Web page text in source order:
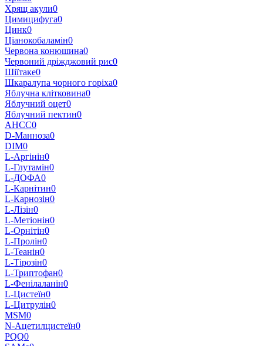
Хрящ акули0
Цимицифуга0
Цинк0
Ціанокобаламін0
Червона конюшина0
Червоний дріжджовий рис0
Шіїтаке0
Шкаралупа чорного горіха0
Яблучна клітковина0
Яблучний оцет0
Яблучний пектин0
AHCC0
D-Манноза0
DIM0
L-Аргінін0
L-Глутамін0
L-ДОФА0
L-Карнітин0
L-Карнозін0
L-Лізін0
L-Метіонін0
L-Орнітін0
L-Пролін0
L-Теанін0
L-Тірозін0
L-Триптофан0
L-Фенілаланін0
L-Цистеїн0
L-Цитрулін0
MSM0
N-Ацетилцистеїн0
PQQ0